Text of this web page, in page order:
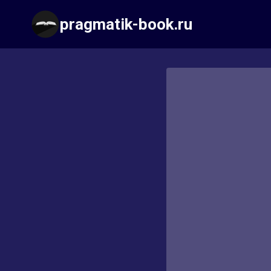
содержимому
pragmatik-book.ru